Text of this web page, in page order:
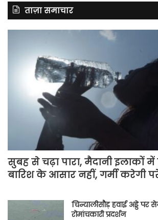
ताज़ा समाचार
सुबह से चढ़ा पारा, मैदानी इलाकों
बारिश के आसार नहीं, गर्मी करेगी
चिन्यालीसौड़ हवाई अड्डे पर
रोमांचकारी प्रदर्शन